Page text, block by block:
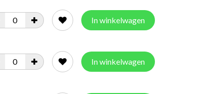
In winkelwagen
In winkelwagen